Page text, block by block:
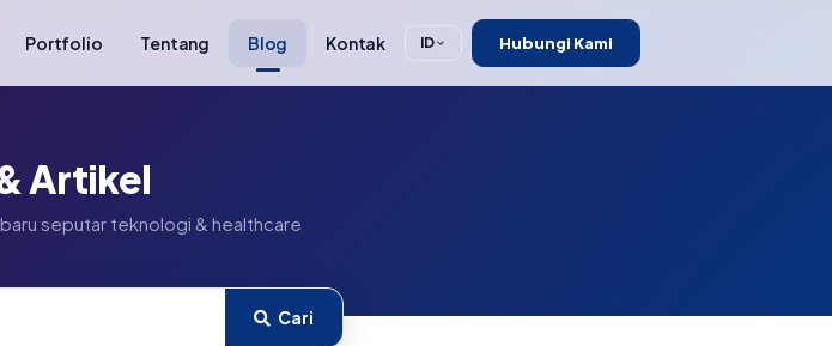
Portfolio Tentang Blog Kontak ID Hubungi Kami
Artikel
seputar teknologi & healthcare
Cari